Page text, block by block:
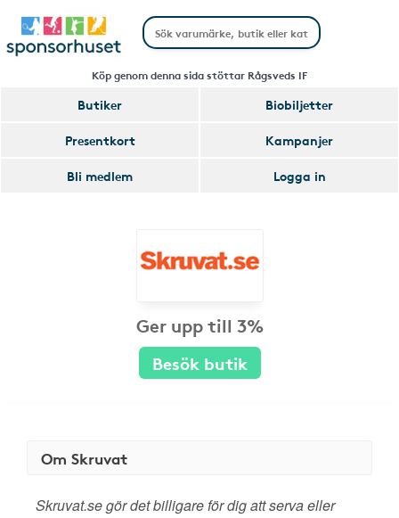
Köp genom denna sida stöttar Rågsveds IF
Butiker
Biobiljetter
Presentkort
Kampanjer
Bli medlem
Logga in
Ger upp till 3%
Besök butik
Om Skruvat
Skruvat.se gör det billigare för dig att serva eller